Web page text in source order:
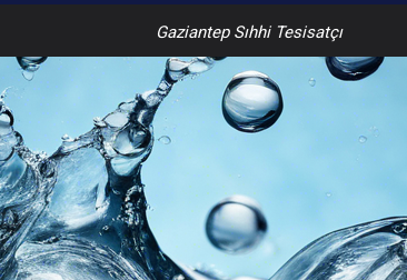
Gaziantep Sıhhi Tesisatçı